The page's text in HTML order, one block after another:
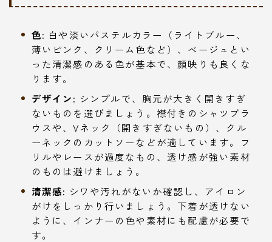
色: 白や淡いパステルカラー（ライトブルー、
薄いピンク、クリーム色など）、ベージュとい
った清潔感のある色が基本で、顔映りも良くな
ります。
デザイン: シンプルで、胸元が大きく開きすぎ
ないものを選びましょう。襟付きのシャツブラ
ウスや、Vネック（開きすぎないもの）、クル
ーネックのカットソーなどが適しています。フ
リルやレースが過度なもの、透け感が強い素材
のものは避けましょう。
清潔感: シワや汚れがないか確認し、アイロン
がけをしっかり行いましょう。下着が透けない
ように、インナーの色や素材にも配慮が必要で
す。